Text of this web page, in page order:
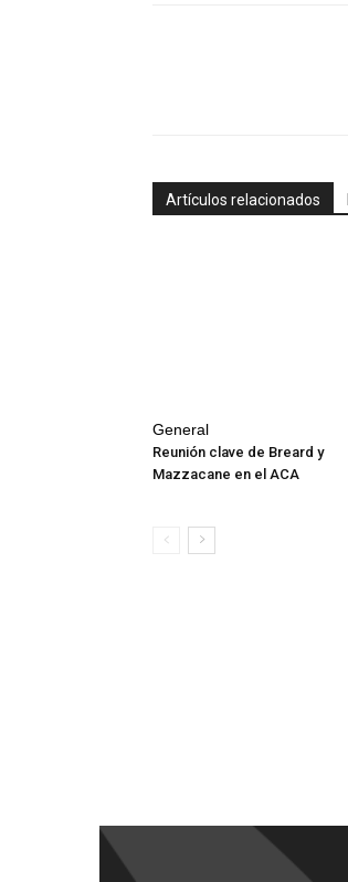
Artículos relacionados
General
Reunión clave de Breard y
Mazzacane en el ACA